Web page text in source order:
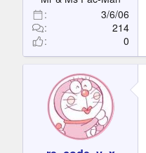
3/6/06
214
0